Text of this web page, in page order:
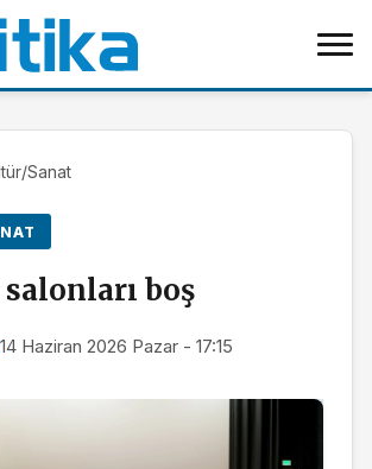
Sanat
boş
14 Haziran 2026 Pazar - 17:15